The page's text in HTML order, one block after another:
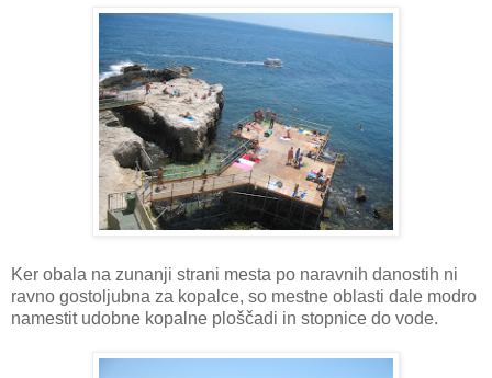
Ker obala na zunanji strani mesta po naravnih danostih ni
ravno gostoljubna za kopalce, so mestne oblasti dale modro
namestit udobne kopalne ploščadi in stopnice do vode.